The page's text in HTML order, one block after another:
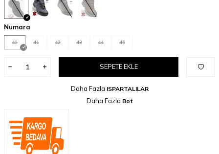
Numara
40 41 42 43 44 45
SEPETE EKLE
Daha Fazla ISPARTALILAR
Daha Fazla Bot